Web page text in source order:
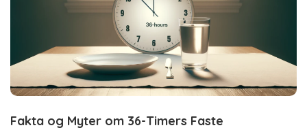
Fakta og Myter om 36-Timers Faste